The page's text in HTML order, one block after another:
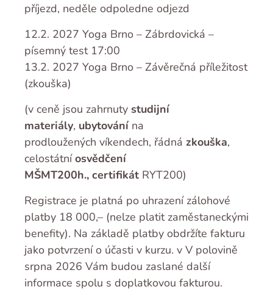
příjezd, neděle odpoledne odjezd
12.2. 2027 Yoga Brno – Zábrdovická –
písemný test 17:00
13.2. 2027 Yoga Brno – Závěrečná příležitost
(zkouška)
(v ceně jsou zahrnuty studijní
materiály, ubytování na
prodloužených víkendech, řádná zkouška,
celostátníosvědčení
MŠMT200h., certifikát RYT200)
Registrace je platná po uhrazení zálohové
platby 18 000,– (nelze platit zaměstaneckými
benefity). Na základě platby obdržíte fakturu
jako potvrzení o účasti v kurzu. v V polovině
srpna 2026 Vám budou zaslané další
informace spolu s doplatkovou fakturou.